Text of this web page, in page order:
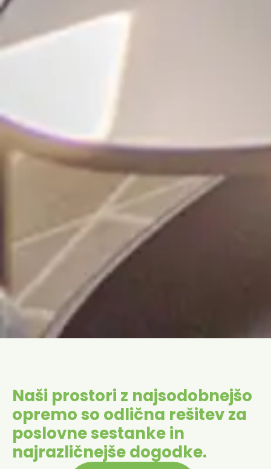
Naši prostori z najsodobnejšo
opremo so odlična rešitev za
poslovne sestanke in
najrazličnejše dogodke.